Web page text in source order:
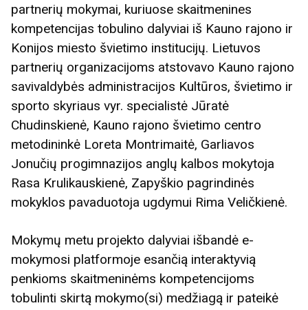
partnerių mokymai, kuriuose skaitmenines
kompetencijas tobulino dalyviai iš Kauno rajono ir
Konijos miesto švietimo institucijų. Lietuvos
partnerių organizacijoms atstovavo Kauno rajono
savivaldybės administracijos Kultūros, švietimo ir
sporto skyriaus vyr. specialistė Jūratė
Chudinskienė, Kauno rajono švietimo centro
metodininkė Loreta Montrimaitė, Garliavos
Jonučių progimnazijos anglų kalbos mokytoja
Rasa Krulikauskienė, Zapyškio pagrindinės
mokyklos pavaduotoja ugdymui Rima Veličkienė.
Mokymų metu projekto dalyviai išbandė e-
mokymosi platformoje esančią interaktyvią
penkioms skaitmeninėms kompetencijoms
tobulinti skirtą mokymo(si) medžiagą ir pateikė